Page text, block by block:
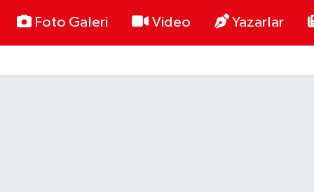
Foto Galeri Video Yazarlar